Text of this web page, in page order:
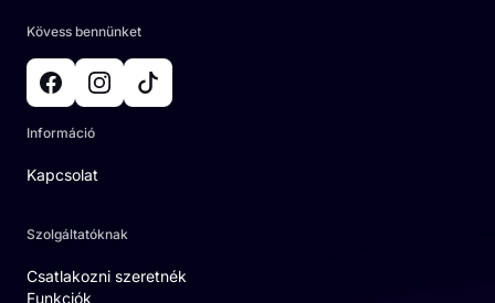
Kövess bennünket
Információ
Kapcsolat
Szolgáltatóknak
Csatlakozni szeretnék
Funkciók